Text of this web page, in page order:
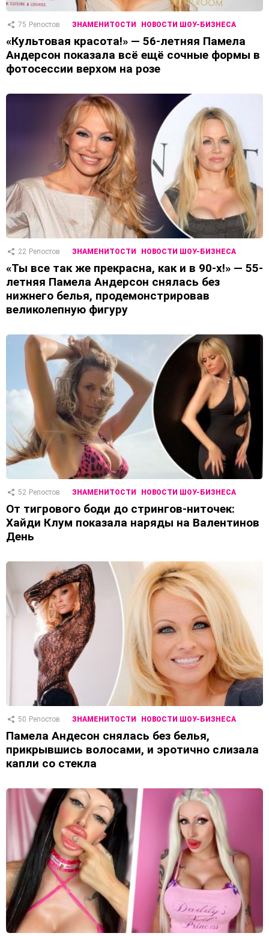
75 Репостов ЗНАМЕНИТОСТИ НОВОСТИ ШОУ-БИЗНЕСА
«Культовая красота!» — 56-летняя Памела
Андерсон показала всё ещё сочные формы в
фотосессии верхом на розе
22 Репостов ЗНАМЕНИТОСТИ НОВОСТИ ШОУ-БИЗНЕСА
«Ты все так же прекрасна, как и в 90-х!» — 55-
летняя Памела Андерсон снялась без
нижнего белья, продемонстрировав
великолепную фигуру
52 Репостов ЗНАМЕНИТОСТИ НОВОСТИ ШОУ-БИЗНЕСА
От тигрового боди до стрингов-ниточек:
Хайди Клум показала наряды на Валентинов
День
50 Репостов ЗНАМЕНИТОСТИ НОВОСТИ ШОУ-БИЗНЕСА
Памела Андесон снялась без белья,
прикрывшись волосами, и эротично слизала
капли со стекла